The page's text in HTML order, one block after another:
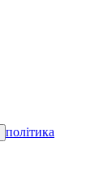
політика